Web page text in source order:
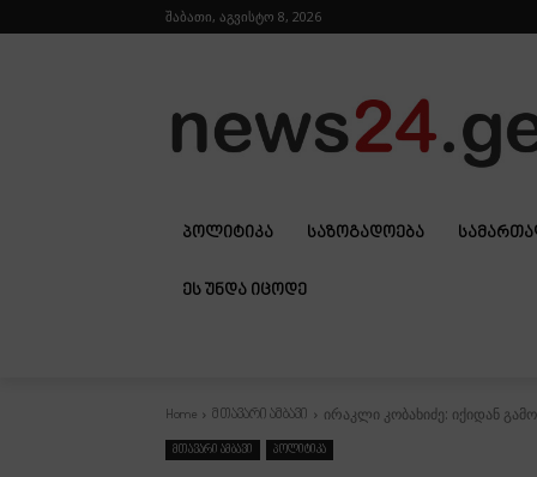
შაბათი, აგვისტო 8, 2026
ᲞᲝᲚᲘᲢᲘᲙᲐ ᲡᲐᲖᲝᲒᲐᲓᲝᲔᲑᲐ
ᲔᲡ ᲣᲜᲓᲐ ᲘᲪᲝᲓᲔ
Home მთავარი ამბავი ირაკლი კობახიძე: იქიდან
მთავარი ამბავი პოლიტიკა